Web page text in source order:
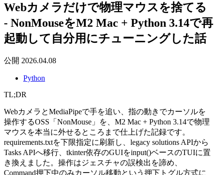
Webカメラだけで物理マウスを捨てる
- NonMouseをM2 Mac + Python 3.14で再
起動して自分用にチューニングした話
公開 2026.04.08
Python
TL;DR
WebカメラとMediaPipeで手を追い、指の動きでカーソルを
操作するOSS「NonMouse」を、M2 Mac + Python 3.14で物理
マウスを本当に外せるところまで仕上げた記録です。
requirements.txtを下限指定に刷新し、legacy solutions APIから
Tasks APIへ移行、tkinter依存のGUIをinput()ベースのTUIに置
き換えました。操作はジェスチャの誤検出を諦め、
Command押下中のみカーソル移動という押下トグル方式に